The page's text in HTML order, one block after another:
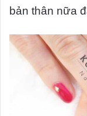
bản thân nữa